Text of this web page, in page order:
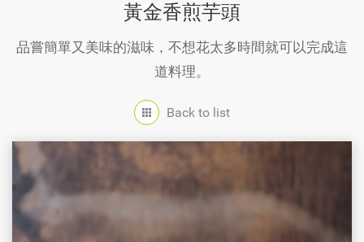
黃金香煎芋頭
品嘗簡單又美味的滋味，不想花太多時間就可以完成這
道料理。
Back to list